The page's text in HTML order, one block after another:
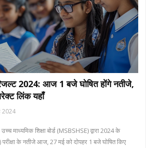
2024: आज 1 बजे घोषित होंगे नतीजे,
लिंक यहाँ
2024
माध्यमिक शिक्षा बोर्ड (MSBSHSE) द्वारा 2024 के
परीक्षा के नतीजे आज, 27 मई को दोपहर 1 बजे घोषित किए